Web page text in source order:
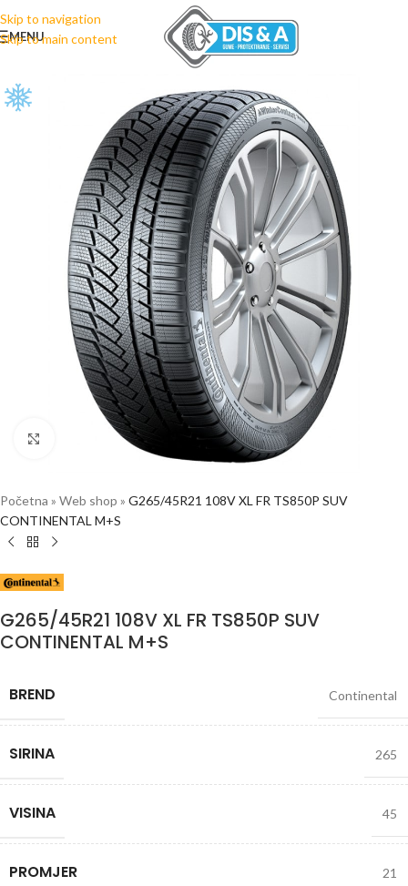
Skip to navigation
Skip to main content
MENU
Click to enlarge
Početna » Web shop » G265/45R21 108V XL FR TS850P SUV
CONTINENTAL M+S
G265/45R21 108V XL FR TS850P SUV
CONTINENTAL M+S
BREND Continental
SIRINA 265
VISINA 45
PROMJER 21